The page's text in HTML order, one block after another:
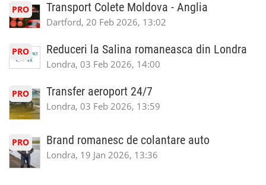
PRO Transport Colete Moldova - Anglia
Dartford, 20 Feb 2026, 13:02
PRO Reduceri la Salina romaneasca din Londra
Londra, 03 Feb 2026, 14:00
PRO Transfer aeroport 24/7
Londra, 03 Feb 2026, 13:59
PRO Brand romanesc de colantare auto
Londra, 19 Jan 2026, 13:36